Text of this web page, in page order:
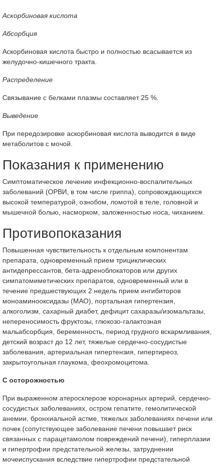
Аскорбиновая кислота
Абсорбция
Аскорбиновая кислота быстро и полностью всасывается из
желудочно-кишечного тракта.
Распределение
Связывание с белками плазмы составляет 25 %.
Выведение
При передозировке аскорбиновая кислота выводится в виде
метаболитов с мочой.
Показания к применению
Симптоматическое лечение инфекционно-воспалительных
заболеваний (ОРВИ, в том числе гриппа), сопровождающихся
высокой температурой, ознобом, ломотой в теле, головной и
мышечной болью, насморком, заложенностью носа, чиханием.
Противопоказания
Повышенная чувствительность к отдельным компонентам
препарата, одновременный прием трициклических
антидепрессантов, бета-адреноблокаторов или других
симпатомиметических препаратов, одновременный или в
течение предшествующих 2 недель прием ингибиторов
моноаминооксидазы (МАО), портальная гипертензия,
алкоголизм, сахарный диабет, дефицит сахаразы/изомальтазы,
непереносимость фруктозы, глюкозо-галактозная
мальабсорбция, беременность, период грудного вскармливания,
детский возраст до 12 лет, тяжелые сердечно-сосудистые
заболевания, артериальная гипертензия, гипертиреоз,
закрытоугольная глаукома, феохромоцитома.
С осторожностью
При выраженном атеросклерозе коронарных артерий, сердечно-
сосудистых заболеваниях, остром гепатите, гемолитической
анемии, бронхиальной астме, тяжелых заболеваниях печени или
почек (сопутствующее заболевание печени повышает риск
связанных с парацетамолом повреждений печени), гиперплазии
и гипертрофии предстательной железы, затруднении
мочеиспускания вследствие гипертрофии предстательной